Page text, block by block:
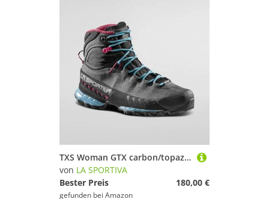
TXS Woman GTX carbon/topaz (G00B24) 40
von LA SPORTIVA
Bester Preis
180,00 €
gefunden bei Amazon